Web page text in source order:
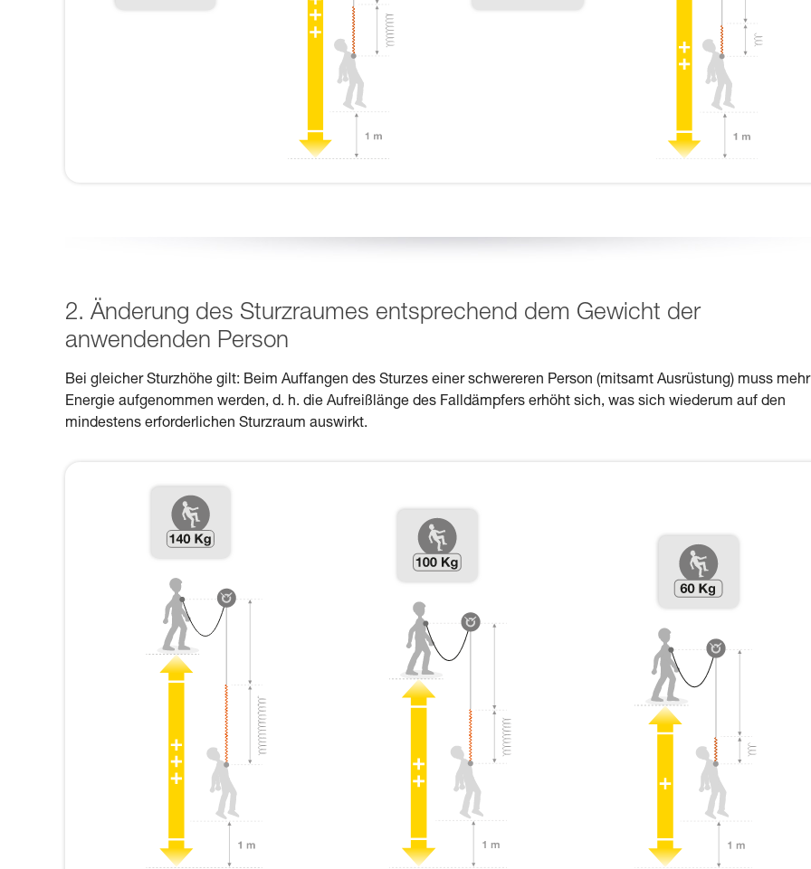
2. Änderung des Sturzraumes entsprechend dem Gewicht der
anwendenden Person
Bei gleicher Sturzhöhe gilt: Beim Auffangen des Sturzes einer schwereren Person (mitsamt Ausrüstung) muss mehr
Energie aufgenommen werden, d. h. die Aufreißlänge des Falldämpfers erhöht sich, was sich wiederum auf den
mindestens erforderlichen Sturzraum auswirkt.